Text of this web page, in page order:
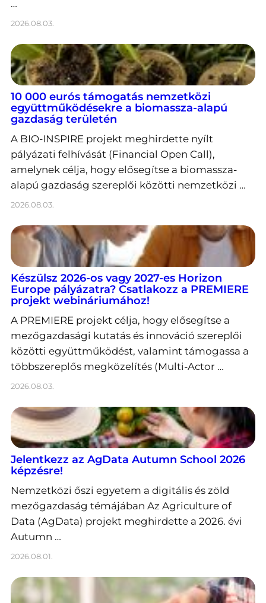
…
2026.08.03.
10 000 eurós támogatás nemzetközi
együttműködésekre a biomassza-alapú
gazdaság területén
A BIO-INSPIRE projekt meghirdette nyílt
pályázati felhívását (Financial Open Call),
amelynek célja, hogy elősegítse a biomassza-
alapú gazdaság szereplői közötti nemzetközi …
2026.08.03.
Készülsz 2026-os vagy 2027-es Horizon
Europe pályázatra? Csatlakozz a PREMIERE
projekt webináriumához!
A PREMIERE projekt célja, hogy elősegítse a
mezőgazdasági kutatás és innováció szereplői
közötti együttműködést, valamint támogassa a
többszereplős megközelítés (Multi-Actor …
2026.08.03.
Jelentkezz az AgData Autumn School 2026
képzésre!
Nemzetközi őszi egyetem a digitális és zöld
mezőgazdaság témájában Az Agriculture of
Data (AgData) projekt meghirdette a 2026. évi
Autumn …
2026.08.01.